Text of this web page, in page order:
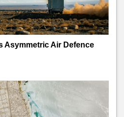
Asymmetric Air Defence